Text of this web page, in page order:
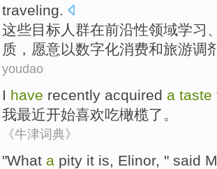
traveling.
这些目标人群在前沿性领域学习
质 ， 愿意以数字化消费和旅游调
youdao
I have recently acquired a taste
我最近开始喜欢吃橄榄了 。
《牛津词典》
"What a pity it is, Elinor, " said